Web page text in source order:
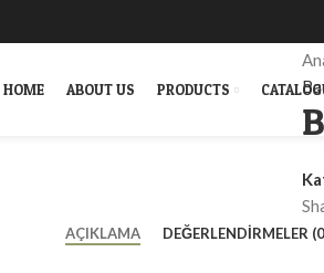
HOME ABOUT US PRODUCTS
AÇIKLAMA DEĞERLENDIRMELER